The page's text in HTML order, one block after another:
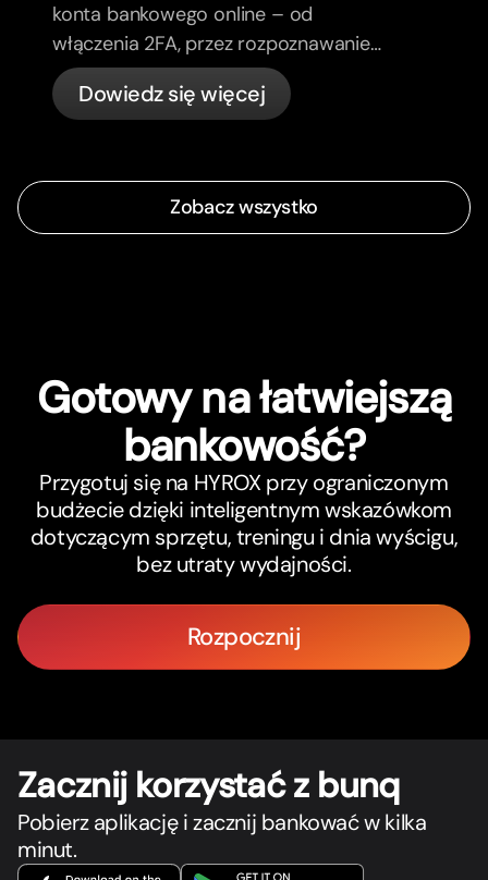
konta bankowego online – od
włączenia 2FA, przez rozpoznawanie
phishing, kontrolę kart, aż po to, co
bunq załatwia automatycznie.
Dowiedz się więcej
Zobacz wszystko
Gotowy na łatwiejszą
bankowość?
Przygotuj się na HYROX przy ograniczonym
budżecie dzięki inteligentnym wskazówkom
dotyczącym sprzętu, treningu i dnia wyścigu,
bez utraty wydajności.
Rozpocznij
Zacznij korzystać z bunq
Pobierz aplikację i zacznij bankować w kilka
minut.